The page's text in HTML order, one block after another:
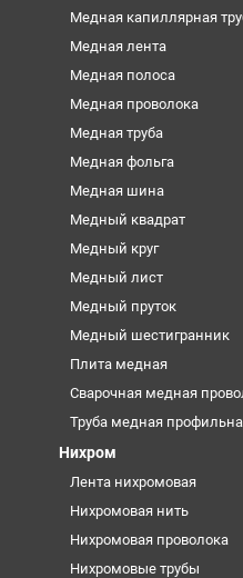
Медная капиллярная
Медная лента
Медная полоса
Медная проволока
Медная труба
Медная фольга
Медная шина
Медный квадрат
Медный круг
Медный лист
Медный пруток
Медный шестигранник
Плита медная
Сварочная медная
Труба медная
Нихром
Лента нихромовая
Нихромовая нить
Нихромовая проволока
Нихромовые трубы